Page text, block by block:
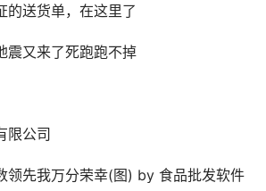
的送货单，在这里了
震又来了死跑跑不掉
限公司
领先我万分荣幸(图) by 食品批发软件